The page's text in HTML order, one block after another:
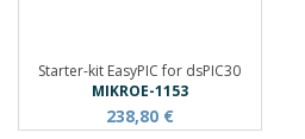
Starter-kit EasyPIC for dsPIC30
MIKROE-1153
238,80 €